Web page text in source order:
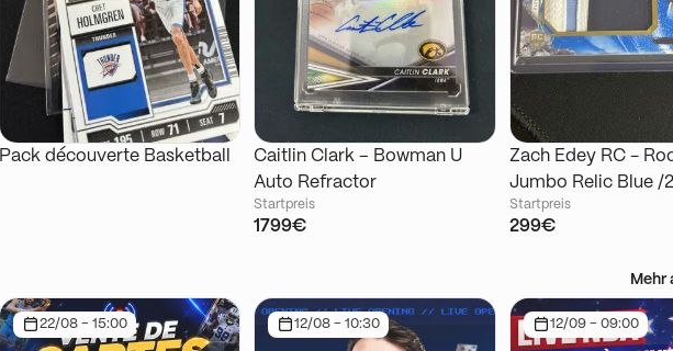
Pack découverte Basketball
Caitlin Clark – Bowman U
Auto Refractor
Startpreis
1799€
Zach Edey RC -
Jumbo Relic Blue /
Topps Inception
Startpreis
299€
Mehr
22/08 - 15:00 12/08 - 10:30 12/09 - 09:00